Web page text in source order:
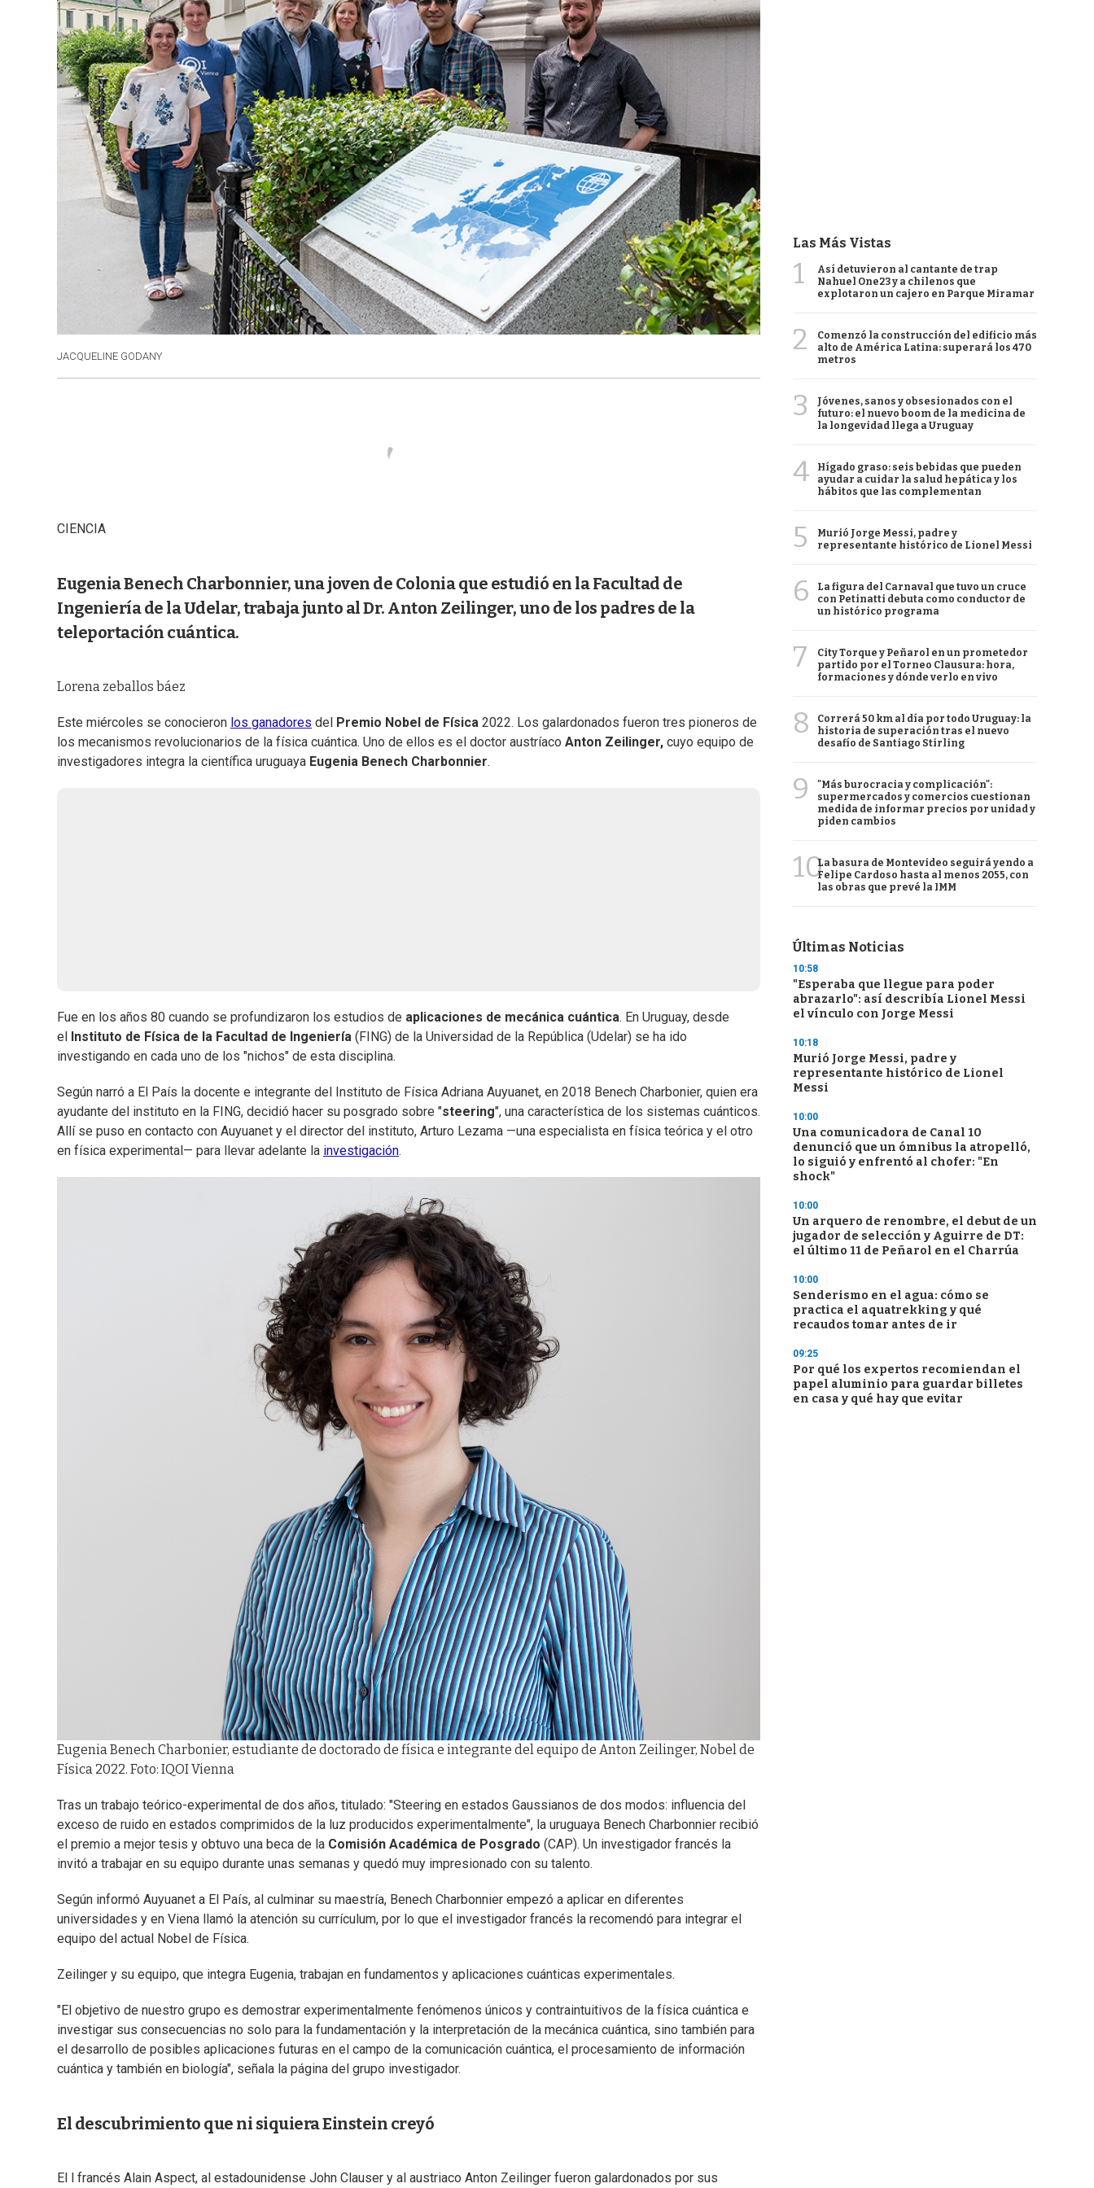
JACQUELINE GODANY
CIENCIA
Eugenia Benech Charbonnier, una joven de Colonia que estudió en la Facultad de
Ingeniería de la Udelar, trabaja junto al Dr. Anton Zeilinger, uno de los padres de la
teleportación cuántica.
Lorena zeballos báez
Este miércoles se conocieron los ganadores del Premio Nobel de Física 2022. Los galardonados fueron tres pioneros de
los mecanismos revolucionarios de la física cuántica. Uno de ellos es el doctor austríaco Anton Zeilinger, cuyo equipo de
investigadores integra la científica uruguaya Eugenia Benech Charbonnier.
Fue en los años 80 cuando se profundizaron los estudios de aplicaciones de mecánica cuántica. En Uruguay, desde
el
Instituto de Física de la Facultad de Ingeniería (FING) de la Universidad de la República (Udelar) se ha ido
investigando en cada uno de los "nichos" de esta disciplina.
Según narró a El País la docente e integrante del Instituto de Física Adriana Auyuanet, en 2018 Benech Charbonier, quien era
ayudante del instituto en la FING, decidió hacer su posgrado sobre "steering", una característica de los sistemas cuánticos.
Allí se puso en contacto con Auyuanet y el director del instituto, Arturo Lezama —una especialista en física teórica y el otro
en física experimental— para llevar adelante la investigación.
Eugenia Benech Charbonier, estudiante de doctorado de física e integrante del equipo de Anton Zeilinger, Nobel de
Física 2022. Foto: IQOI Vienna
Tras un trabajo teórico-experimental de dos años, titulado: "Steering en estados Gaussianos de dos modos: influencia del
exceso de ruido en estados comprimidos de la luz producidos experimentalmente", la uruguaya Benech Charbonnier recibió
el premio a mejor tesis y obtuvo una beca de la Comisión Académica de Posgrado (CAP). Un investigador francés la
invitó a trabajar en su equipo durante unas semanas y quedó muy impresionado con su talento.
Según informó Auyuanet a El País, al culminar su maestría, Benech Charbonnier empezó a aplicar en diferentes
universidades y en Viena llamó la atención su currículum, por lo que el investigador francés la recomendó para integrar el
equipo del actual Nobel de Física.
Zeilinger y su equipo, que integra Eugenia, trabajan en fundamentos y aplicaciones cuánticas experimentales.
"El objetivo de nuestro grupo es demostrar experimentalmente fenómenos únicos y contraintuitivos de la física cuántica e
investigar sus consecuencias no solo para la fundamentación y la interpretación de la mecánica cuántica, sino también para
el desarrollo de posibles aplicaciones futuras en el campo de la comunicación cuántica, el procesamiento de información
cuántica y también en biología", señala la página del grupo investigador.
El descubrimiento que ni siquiera Einstein creyó
El l francés Alain Aspect, al estadounidense John Clauser y al austriaco Anton Zeilinger fueron galardonados por sus
Las Más Vistas
1
Así detuvieron al cantante de trap
Nahuel One23 y a chilenos que
explotaron un cajero en Parque Miramar
2
Comenzó la construcción del edificio más
alto de América Latina: superará los 470
metros
3
Jóvenes, sanos y obsesionados con el
futuro: el nuevo boom de la medicina de
la longevidad llega a Uruguay
4
Hígado graso: seis bebidas que pueden
ayudar a cuidar la salud hepática y los
hábitos que las complementan
5
Murió Jorge Messi, padre y
representante histórico de Lionel Messi
6
La figura del Carnaval que tuvo un cruce
con Petinatti debuta como conductor de
un histórico programa
7
City Torque y Peñarol en un prometedor
partido por el Torneo Clausura: hora,
formaciones y dónde verlo en vivo
8
Correrá 50 km al día por todo Uruguay: la
historia de superación tras el nuevo
desafío de Santiago Stirling
9
"Más burocracia y complicación":
supermercados y comercios cuestionan
medida de informar precios por unidad y
piden cambios
10La basura de Montevideo seguirá yendo a
Felipe Cardoso hasta al menos 2055, con
las obras que prevé la IMM
Últimas Noticias
10:58
"Esperaba que llegue para poder
abrazarlo": así describía Lionel Messi
el vínculo con Jorge Messi
10:18
Murió Jorge Messi, padre y
representante histórico de Lionel
Messi
10:00
Una comunicadora de Canal 10
denunció que un ómnibus la atropelló,
lo siguió y enfrentó al chofer: "En
shock"
10:00
Un arquero de renombre, el debut de un
jugador de selección y Aguirre de DT:
el último 11 de Peñarol en el Charrúa
10:00
Senderismo en el agua: cómo se
practica el aquatrekking y qué
recaudos tomar antes de ir
09:25
Por qué los expertos recomiendan el
papel aluminio para guardar billetes
en casa y qué hay que evitar